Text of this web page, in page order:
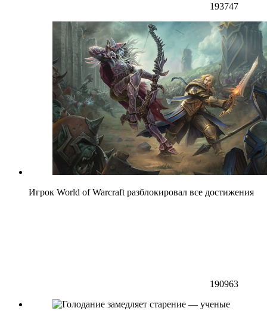
193747
Игрок World of Warcraft разблокировал все достижения
190963